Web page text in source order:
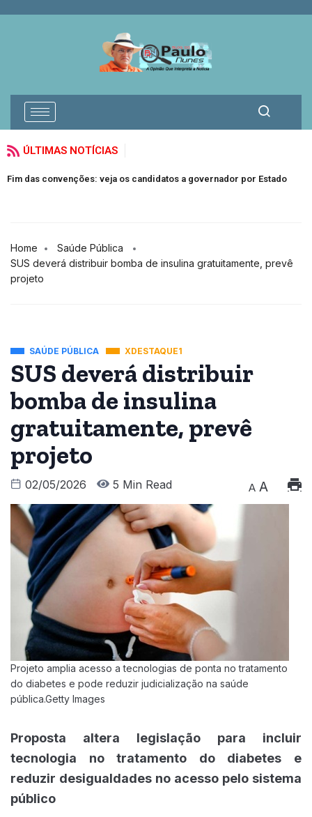
ÚLTIMAS NOTÍCIAS
Fim das convenções: veja os candidatos a governador por Estado
Home
Saúde Pública
SUS deverá distribuir bomba de insulina gratuitamente, prevê
projeto
SAÚDE PÚBLICA XDESTAQUE1
SUS deverá distribuir
bomba de insulina
gratuitamente, prevê
projeto
02/05/2026 5 Min Read A A
Projeto amplia acesso a tecnologias de ponta no tratamento
do diabetes e pode reduzir judicialização na saúde
pública.Getty Images
Proposta altera legislação para incluir
tecnologia no tratamento do diabetes e
reduzir desigualdades no acesso pelo sistema
público